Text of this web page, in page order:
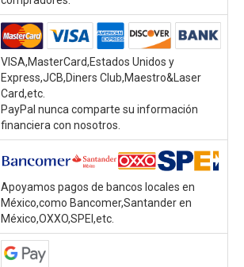
VISA,MasterCard,Estados Unidos y
Express,JCB,Diners Club,Maestro&Laser
Card,etc.
PayPal nunca comparte su información
financiera con nosotros.
Apoyamos pagos de bancos locales en
México,como Bancomer,Santander en
México,OXXO,SPEI,etc.